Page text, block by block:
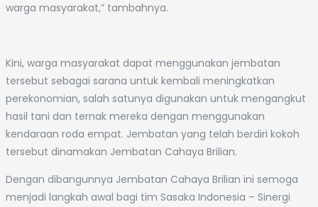
warga masyarakat,” tambahnya.
Kini, warga masyarakat dapat menggunakan jembatan
tersebut sebagai sarana untuk kembali meningkatkan
perekonomian, salah satunya digunakan untuk mengangkut
hasil tani dan ternak mereka dengan menggunakan
kendaraan roda empat. Jembatan yang telah berdiri kokoh
tersebut dinamakan Jembatan Cahaya Brilian.
Dengan dibangunnya Jembatan Cahaya Brilian ini semoga
menjadi langkah awal bagi tim Sasaka Indonesia – Sinergi